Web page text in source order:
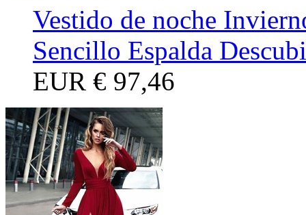
Vestido de noche
Sencillo Espalda
EUR € 97,46